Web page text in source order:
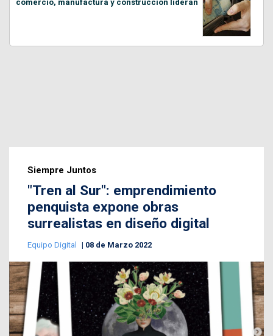
comercio, manufactura y construcción lideran
Siempre Juntos
"Tren al Sur": emprendimiento
penquista expone obras
surrealistas en diseño digital
Equipo Digital 08 de Marzo 2022